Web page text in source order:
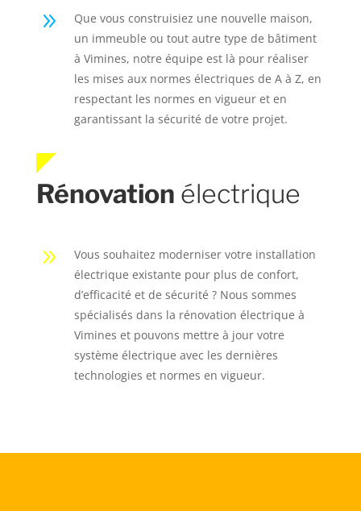
9
Que vous construisiez une nouvelle maison,
un immeuble ou tout autre type de bâtiment
à Vimines, notre équipe est là pour réaliser
les mises aux normes électriques de A à Z, en
respectant les normes en vigueur et en
garantissant la sécurité de votre projet.
Rénovation électrique
9
Vous souhaitez moderniser votre installation
électrique existante pour plus de confort,
d’efficacité et de sécurité ? Nous sommes
spécialisés dans la rénovation électrique à
Vimines et pouvons mettre à jour votre
système électrique avec les dernières
technologies et normes en vigueur.